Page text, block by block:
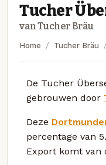
Tucher
van Tucher Bräu
Home Tucher Bräu
De Tucher
gebrouwen door
Deze
percentage van
Export komt van